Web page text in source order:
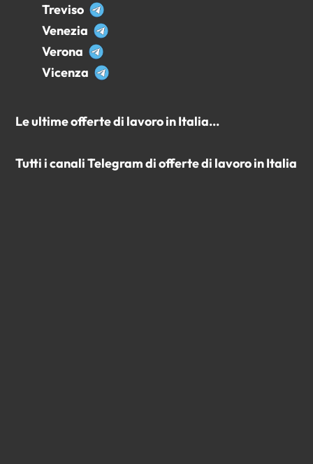
Treviso
Venezia
Verona
Vicenza
Le ultime offerte di lavoro in Italia...
Tutti i canali Telegram di offerte di lavoro in Italia